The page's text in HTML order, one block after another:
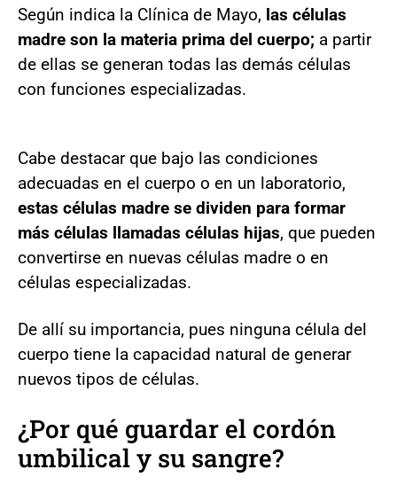
Según indica la Clínica de Mayo, las células
madre son la materia prima del cuerpo; a partir
de ellas se generan todas las demás células
con funciones especializadas.
Cabe destacar que bajo las condiciones
adecuadas en el cuerpo o en un laboratorio,
estas células madre se dividen para formar
más células llamadas células hijas, que pueden
convertirse en nuevas células madre o en
células especializadas.
De allí su importancia, pues ninguna célula del
cuerpo tiene la capacidad natural de generar
nuevos tipos de células.
¿Por qué guardar el cordón
umbilical y su sangre?